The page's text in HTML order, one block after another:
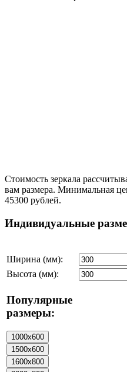
Стоимость зеркала
вам размера. Минимальная
45300 рублей.
Индивидуальные
Ширина (мм):
Высота (мм):
Популярные
размеры: